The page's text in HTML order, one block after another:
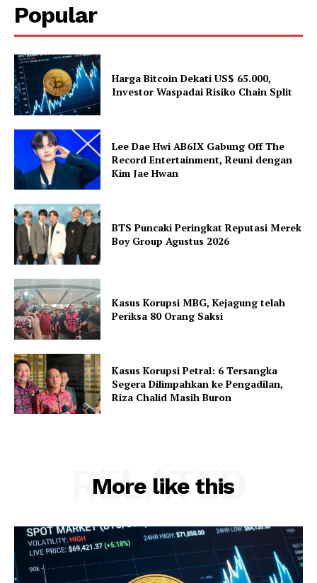
Popular
Harga Bitcoin Dekati US$ 65.000,
Investor Waspadai Risiko Chain Split
Lee Dae Hwi AB6IX Gabung Off The
Record Entertainment, Reuni dengan
Kim Jae Hwan
BTS Puncaki Peringkat Reputasi Merek
Boy Group Agustus 2026
Kasus Korupsi MBG, Kejagung telah
Periksa 80 Orang Saksi
Kasus Korupsi Petral: 6 Tersangka
Segera Dilimpahkan ke Pengadilan,
Riza Chalid Masih Buron
More like this
RELATED